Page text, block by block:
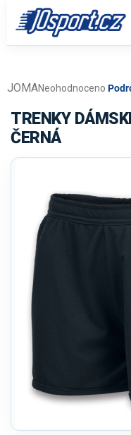
obsah
Průměrné
produktu
je
0,0
Neohodnoceno
JOMA
TRENKY
ČERNÁ